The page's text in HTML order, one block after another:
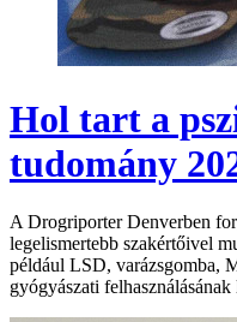
Hol tart a
tudomány
A Drogriporter Denverben
legelismertebb szakértőivel
például LSD, varázsgomba,
gyógyászati